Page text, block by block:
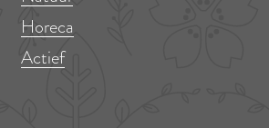
Horeca
Actief